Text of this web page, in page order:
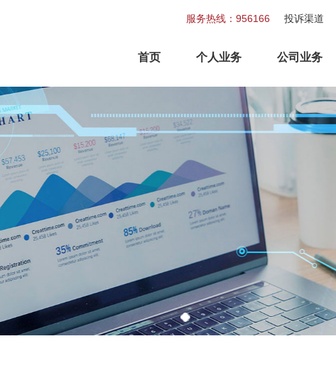
服务热线：956166 投诉渠道
首页 个人业务 公司业务